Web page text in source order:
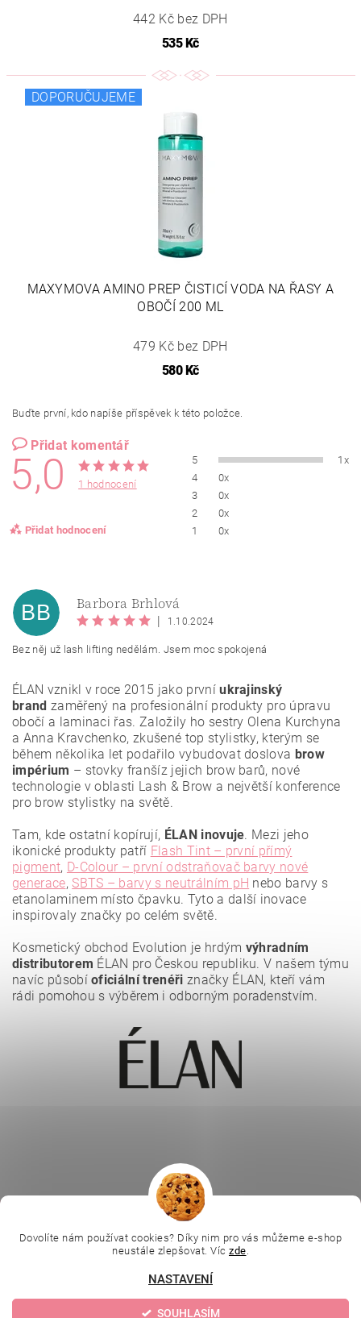
442 Kč bez DPH
535 Kč
DOPORUČUJEME
MAXYMOVA AMINO PREP ČISTICÍ VODA NA ŘASY A
OBOČÍ 200 ML
479 Kč bez DPH
580 Kč
Buďte první, kdo napíše příspěvek k této položce.
Přidat komentář
5,0 1 hodnocení
Přidat hodnocení
5
1x
4
0x
3
0x
2
0x
1
0x
Vložením hodnocení souhlasíte se
zásadami ochrany
osobních údajů.
BB Barbora Brhlová
| 1.10.2024
Bez něj už lash lifting nedělám. Jsem moc spokojená
ÉLAN vznikl v roce 2015 jako prvníukrajinský
brand zaměřený na profesionální produkty pro úpravu
obočí a laminaci řas. Založily ho sestry Olena Kurchyna
a Anna Kravchenko, zkušené top stylistky, kterým se
během několika let podařilo vybudovat doslova brow
impérium – stovky franšíz jejich brow barů, nové
technologie v oblasti Lash & Brow a největší konference
pro brow stylistky na světě.
Tam, kde ostatní kopírují, ÉLAN inovuje. Mezi jeho
ikonické produkty patří Flash Tint – první přímý
pigment, D-Colour – první odstraňovač barvy nové
generace, SBTS – barvy s neutrálním pH nebo barvy s
etanolaminem místo čpavku. Tyto a další inovace
inspirovaly značky po celém světě.
Kosmetický obchod Evolution je hrdým výhradním
distributorem ÉLAN pro Českou republiku. V našem týmu
navíc působíoficiální trenéři značky ÉLAN, kteří vám
rádi pomohou s výběrem i odborným poradenstvím.
L.C.P. Paris |
Online kosmetické kurzy | Kozmetickyobchod.sk
Dovolíte nám používat cookies? Díky nim pro vás můžeme e-shop
neustále zlepšovat. Víc zde.
NASTAVENÍ
SOUHLASÍM